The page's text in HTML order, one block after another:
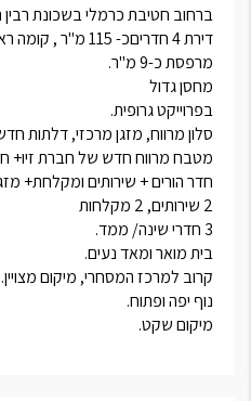
ברחוב חטיבת כרמלי בשכונת
דירת 4 חדריםכ- 115 מ"ר , קומה ראשונה מתוך 2 ללא מעלית.
מרפסת כ-9 מ"ר.
מחסן גדול
בפרוייקט גרופית.
סלון מרווח, מזגן מרכזי, דלתות
מטבח מרווח חדש של חברת זיו+
חדר הורים + שירותים ומקלחת+
2 שירותים, 2 מקלחות
3 חדרי שינה/ ממד.
בית מואר ומאד נעים.
קרוב למרכז המסחרי, מיקום מצויין.
נוף יפה ופתוח.
מיקום שקט.